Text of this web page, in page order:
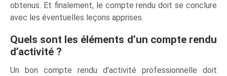
obtenus. Et finalement, le compte rendu doit se conclure
avec les éventuelles leçons apprises.
Quels sont les éléments d’un compte rendu
d’activité ?
Un bon compte rendu d'activité professionnelle doit